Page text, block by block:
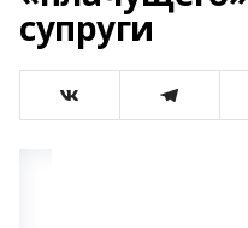
супруги